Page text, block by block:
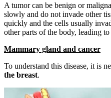
A tumor can be benign or
slowly and do not invade other
quickly and the cells usually
other parts of the body, leading
Mammary gland and cancer
To understand this disease, it is
the breast.